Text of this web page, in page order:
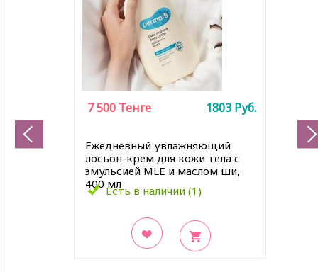
Ежедневный увлажняющий
лосьон-крем для кожи тела с
эмульсией MLE и маслом ши,
400 млЕсть в наличии (1)
7 500 Тенге 1803 Руб.